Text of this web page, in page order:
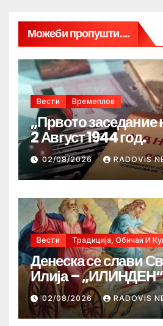
Можеби пропушти....
Вести Времеплов
„Првото
2 Август 1944 год.
02/08/2026 RADOVIS
Вести Традиција, Обичаи И
Денеска се слави
Илија – „ИЛИНДЕН“
02/08/2026 RADOVIS